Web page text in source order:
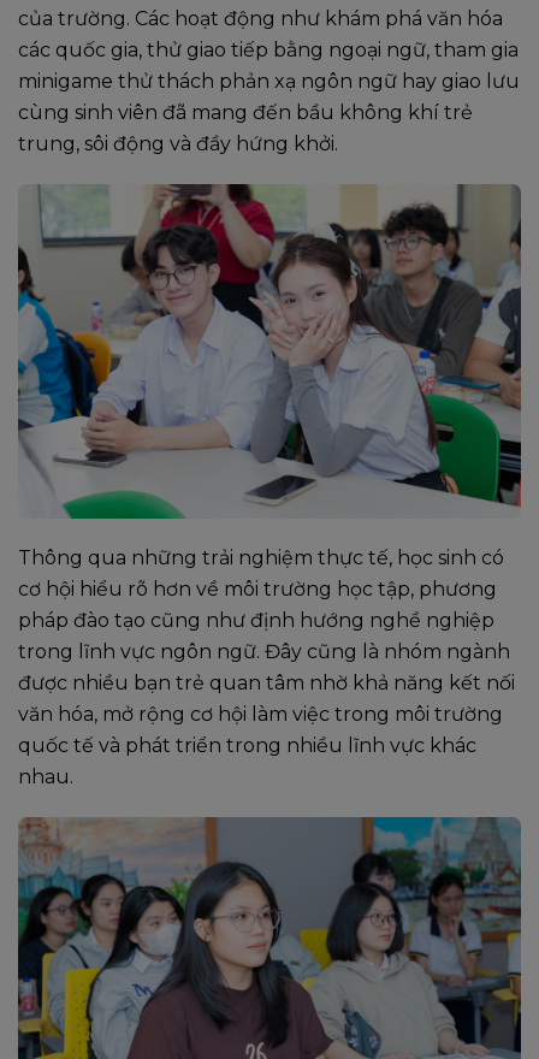
của trường. Các hoạt động như khám phá văn hóa
các quốc gia, thử giao tiếp bằng ngoại ngữ, tham gia
minigame thử thách phản xạ ngôn ngữ hay giao lưu
cùng sinh viên đã mang đến bầu không khí trẻ
trung, sôi động và đầy hứng khởi.
Thông qua những trải nghiệm thực tế, học sinh có
cơ hội hiểu rõ hơn về môi trường học tập, phương
pháp đào tạo cũng như định hướng nghề nghiệp
trong lĩnh vực ngôn ngữ. Đây cũng là nhóm ngành
được nhiều bạn trẻ quan tâm nhờ khả năng kết nối
văn hóa, mở rộng cơ hội làm việc trong môi trường
quốc tế và phát triển trong nhiều lĩnh vực khác
nhau.